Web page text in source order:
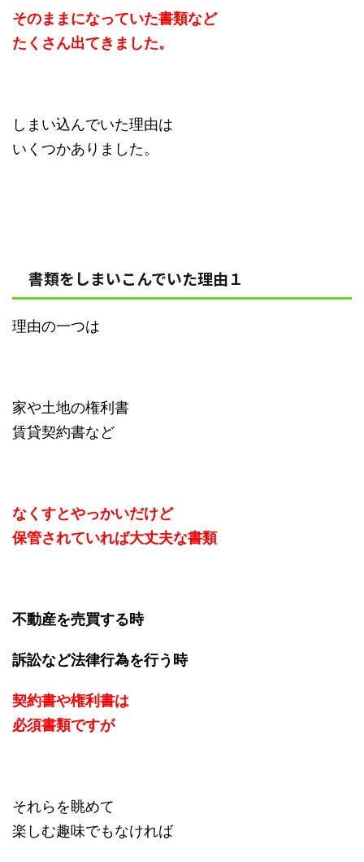
そのままになっていた書類など
たくさん出てきました。
しまい込んでいた理由は
いくつかありました。
書類をしまいこんでいた理由１
理由の一つは
家や土地の権利書
賃貸契約書など
なくすとやっかいだけど
保管されていれば大丈夫な書類
不動産を売買する時
訴訟など法律行為を行う時
契約書や権利書は
必須書類ですが
それらを眺めて
楽しむ趣味でもなければ